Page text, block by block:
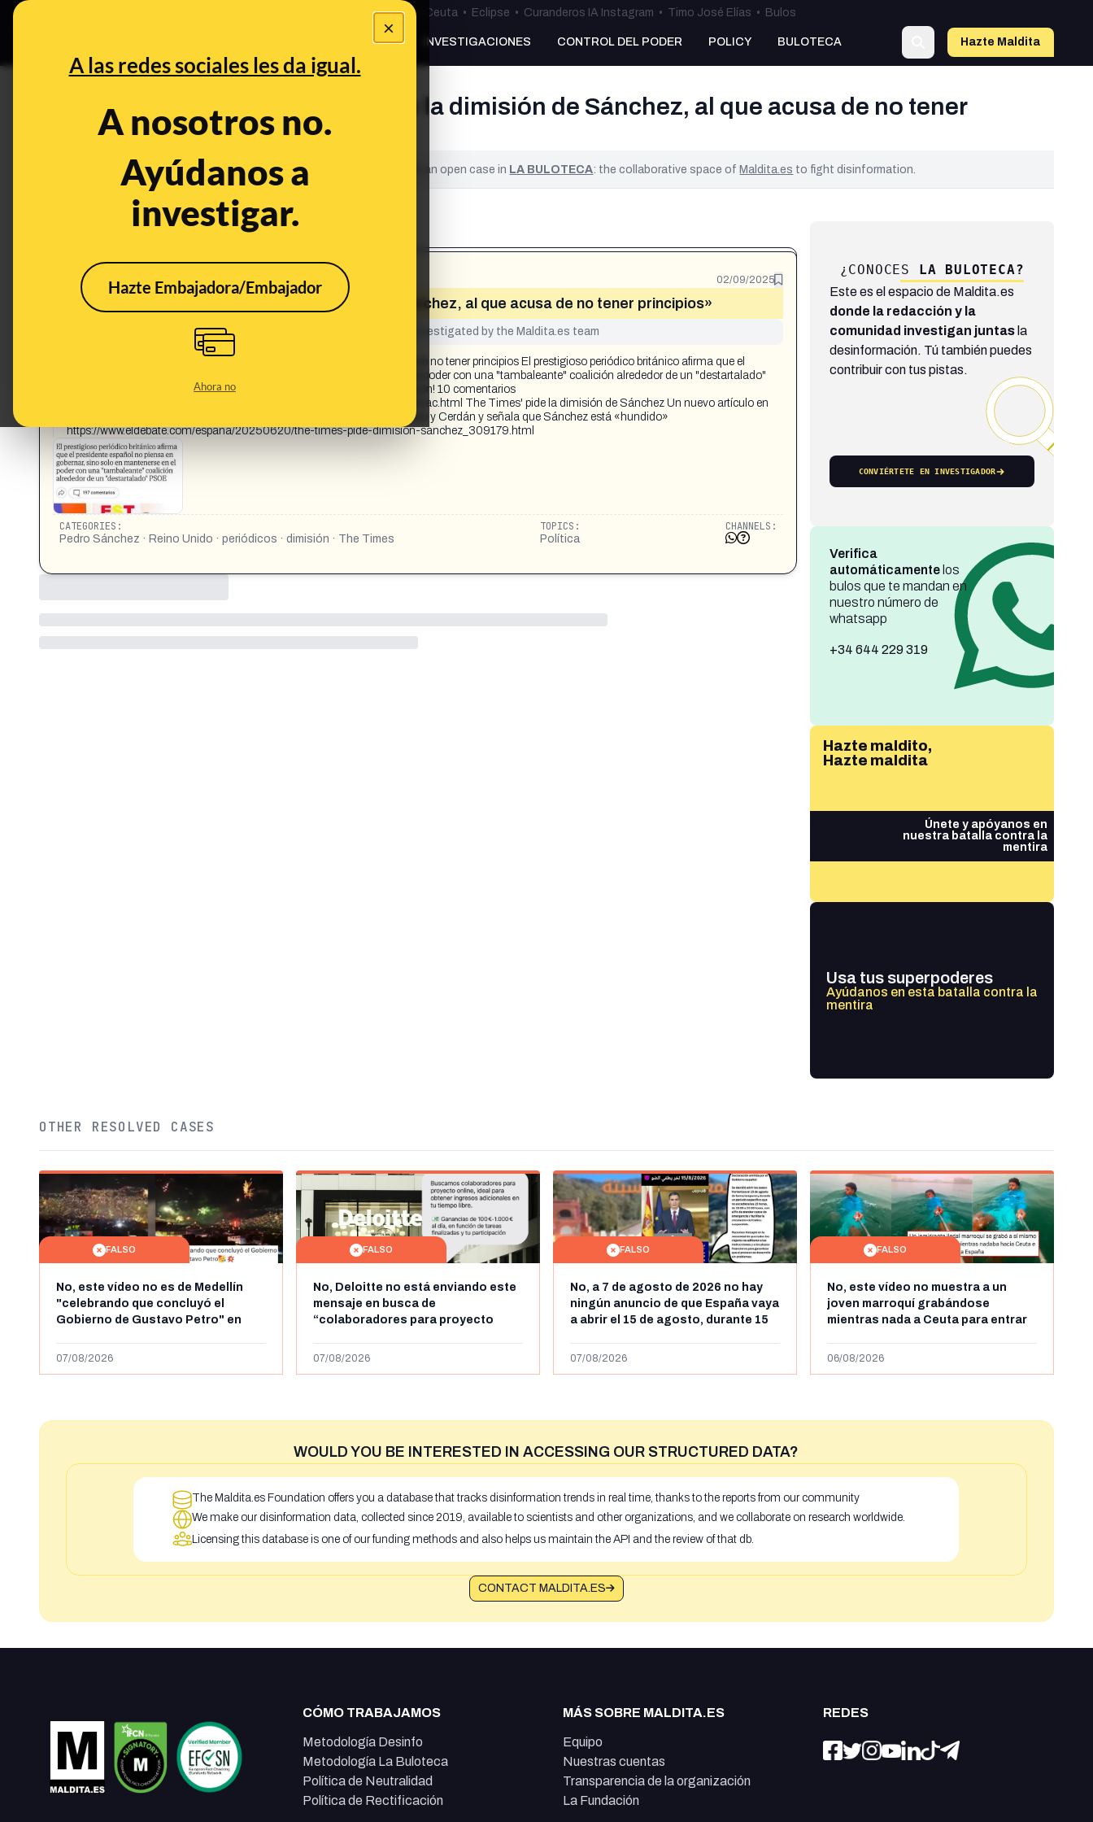
×
A las redes sociales les da igual.
A nosotros no.
Ayúdanos a
investigar.
Hazte Embajadora/Embajador
Ahora no
Especial Ceuta•Bulos Ceuta • Eclipse • Curanderos IA Instagram • Timo José Elías • Bulos
PREBUNKING INVESTIGACIONES CONTROL DEL PODER POLICY BULOTECA Hazte Maldita
¿El diario londinense 'Times' pide la dimisión de Sánchez, al que acusa de no tener
principios?
This content has NOT yet been verified. It is an open case in LA BULOTECA: the collaborative space ofMaldita.es to fight disinformation.
What's being said: 02/09/2025
«El diario londinense 'Times' pide la dimisión de Sánchez, al que acusa de no tener principios»
This content has not yet been investigated by the Maldita.es team
El diario londinense 'Times' pide la dimisión de Sánchez, al que acusa de no tener principios El prestigioso periódico británico afirma que el
presidente español no piensa en gobernar, sino solo en mantenerse en el poder con una "tambaleante" coalición alrededor de un "destartalado"
PSOE 76 197 comentarios EST España somos todos ¡Gobierno Dimisión! 10 comentarios
https://www.elmundo.es/espana/2025/06/17/68517f7b21efa0851a8b45ac.html The Times' pide la dimisión de Sánchez Un nuevo artículo en
el prestigioso periódico británico destaca los escándalos de Ábalos, Koldo y Cerdán y señala que Sánchez está «hundido»
https://www.eldebate.com/espana/20250620/the-times-pide-dimision-sanchez_309179.html
CATEGORIES:
Pedro Sánchez · Reino Unido · periódicos · dimisión · The Times
TOPICS:
Política
CHANNELS:
¿CONOCES LA BULOTECA?
Este es el espacio de Maldita.es
donde la redacción y la
comunidad investigan juntasla
desinformación. Tú también puedes
contribuir con tus pistas.
CONVIÉRTETE EN INVESTIGADOR
Verifica
automáticamentelos
bulos que te mandan en
nuestro número de
whatsapp
+34 644 229 319
Hazte maldito,
Hazte maldita
Únete y apóyanos en
nuestra batalla contra la
mentira
Usa tus superpoderes
Ayúdanos en esta batalla contra la
mentira
OTHER RESOLVED CASES
FALSO
No, este vídeo no es de Medellín
"celebrando que concluyó el
Gobierno de Gustavo Petro" en
de 2024
07/08/2026
FALSO
No, Deloitte no está enviando este
mensaje en busca de
“colaboradores para proyecto
1.000 euros al día: es un timo
07/08/2026
FALSO
No, a 7 de agosto de 2026 no hay
ningún anuncio de que España vaya
a abrir el 15 de agosto, durante 15
y Ceuta
07/08/2026
FALSO
No, este vídeo no muestra a un
joven marroquí grabándose
mientras nada a Ceuta para entrar
más de 450km de Ceuta y el autor lo
06/08/2026
WOULD YOU BE INTERESTED IN ACCESSING OUR STRUCTURED DATA?
The Maldita.es Foundation offers you a database that tracks disinformation trends in real time, thanks to the reports from our community
We make our disinformation data, collected since 2019, available to scientists and other organizations, and we collaborate on research worldwide.
Licensing this database is one of our funding methods and also helps us maintain the API and the review of that db.
CONTACT MALDITA.ES
CÓMO TRABAJAMOS
Metodología Desinfo
Metodología La Buloteca
Política de Neutralidad
Política de Rectificación
MÁS SOBRE MALDITA.ES
Equipo
Nuestras cuentas
Transparencia de la organización
La Fundación
REDES